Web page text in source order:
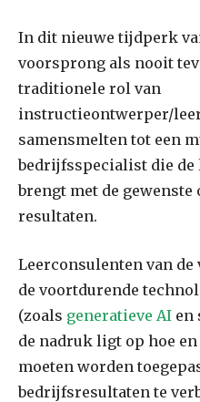
In dit nieuwe tijdperk
voorsprong als nooit
traditionele rol van
instructieontwerper/
samensmelten tot een
bedrijfsspecialist die
brengt met de
resultaten.
Leerconsulenten van
de voortdurende
(zoals generatieve AI en
de nadruk ligt op hoe
moeten worden
bedrijfsresultaten te